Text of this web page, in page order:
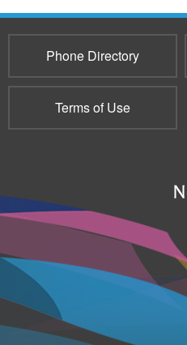
Phone Directory
Terms of Use